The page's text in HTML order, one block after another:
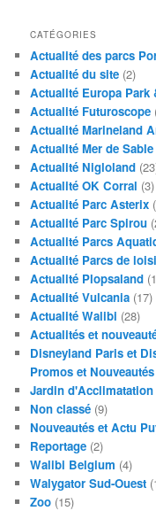
CATÉGORIES
Actualité des parcs
Actualité du site (2)
Actualité Europa Park
Actualité Futuroscope
Actualité Marineland
Actualité Mer de Sable
Actualité Nigloland
Actualité OK Corral (3)
Actualité Parc Asterix
Actualité Parc Spirou
Actualité Parcs
Actualité Parcs de
Actualité Plopsaland
Actualité Vulcania (17)
Actualité Walibi (28)
Actualités et
Disneyland Paris et
Promos et Nouveautés
Jardin
Non classé (9)
Nouveautés et Actu
Reportage (2)
Walibi Belgium (4)
Walygator Sud-Ouest
Zoo (15)